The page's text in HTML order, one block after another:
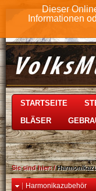
Dieser
Informationen
STARTSEITE
BLÄSER
Sie sind hier:/
Harmonikazubehör